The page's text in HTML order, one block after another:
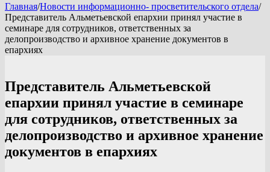
Главная/Новости информационно- просветительского отдела/
Представитель Альметьевской епархии принял участие в
семинаре для сотрудников, ответственных за
делопроизводство и архивное хранение документов в
епархиях
Представитель Альметьевской
епархии принял участие в семинаре
для сотрудников, ответственных за
делопроизводство и архивное хранение
документов в епархиях